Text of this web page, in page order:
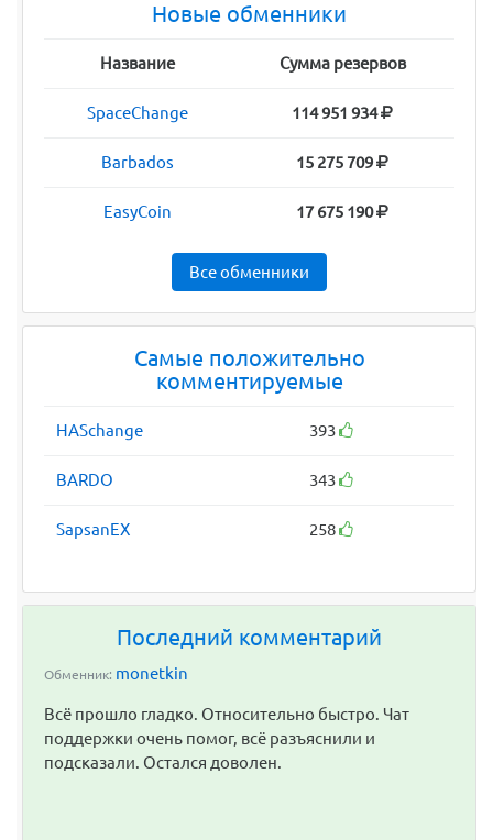
Новые обменники
Название Сумма резервов
SpaceChange 114 951 934
Barbados 15 275 709
EasyCoin 17 675 190
Все обменники
Самые положительно
комментируемые
HASchange 393
BARDO 343
SapsanEX 258
Последний комментарий
Обменник: monetkin
Всё прошло гладко. Относительно быстро. Чат
поддержки очень помог, всё разъяснили и
подсказали. Остался доволен.